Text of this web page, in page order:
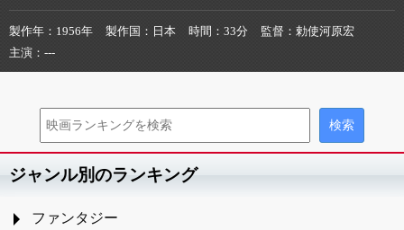
製作年 1956年 製作国 日本 時間 33分 監督
勅使河原宏
主演
---
ジャンル別のランキング
ファンタジー